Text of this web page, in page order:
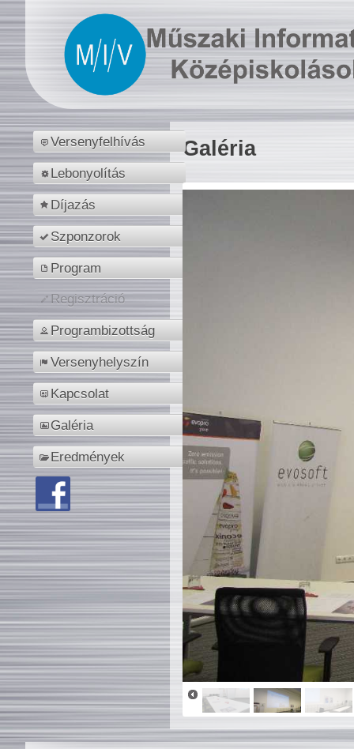
Versenyfelhívás
Lebonyolítás
Díjazás
Szponzorok
Program
Regisztráció
Programbizottság
Versenyhelyszín
Kapcsolat
Galéria
Eredmények
Galéria